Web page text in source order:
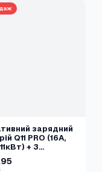
зарядний
Q11 PRO (16A,
+ 3